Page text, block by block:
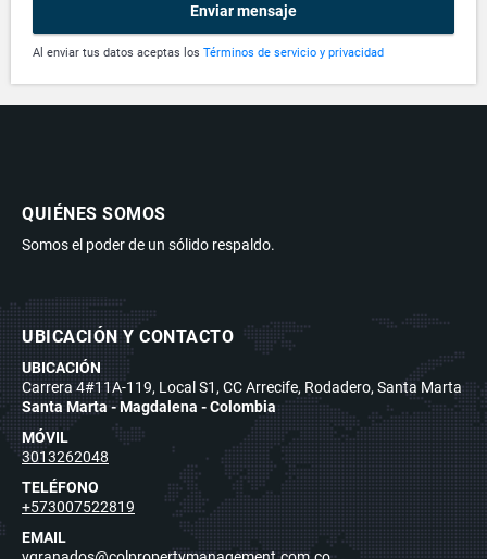
Enviar mensaje
Al enviar tus datos aceptas los Términos de servicio y privacidad
QUIÉNES SOMOS
Somos el poder de un sólido respaldo.
UBICACIÓN Y CONTACTO
UBICACIÓN
Carrera 4#11A-119, Local S1, CC Arrecife, Rodadero, Santa Marta
Santa Marta - Magdalena - Colombia
MÓVIL
3013262048
TELÉFONO
+573007522819
EMAIL